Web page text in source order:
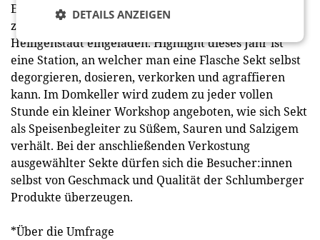
Eintritt sind Besucher:innen von 12:00 bis 20:00 Uhr
zu Touren durch die Kellerwelten in Wien
Heiligenstadt eingeladen. Highlight dieses Jahr ist
eine Station, an welcher man eine Flasche Sekt selbst
degorgieren, dosieren, verkorken und agraffieren
kann. Im Domkeller wird zudem zu jeder vollen
Stunde ein kleiner Workshop angeboten, wie sich Sekt
als Speisenbegleiter zu Süßem, Sauren und Salzigem
verhält. Bei der anschließenden Verkostung
ausgewählter Sekte dürfen sich die Besucher:innen
selbst von Geschmack und Qualität der Schlumberger
Produkte überzeugen.
*Über die Umfrage
DETAILS ANZEIGEN